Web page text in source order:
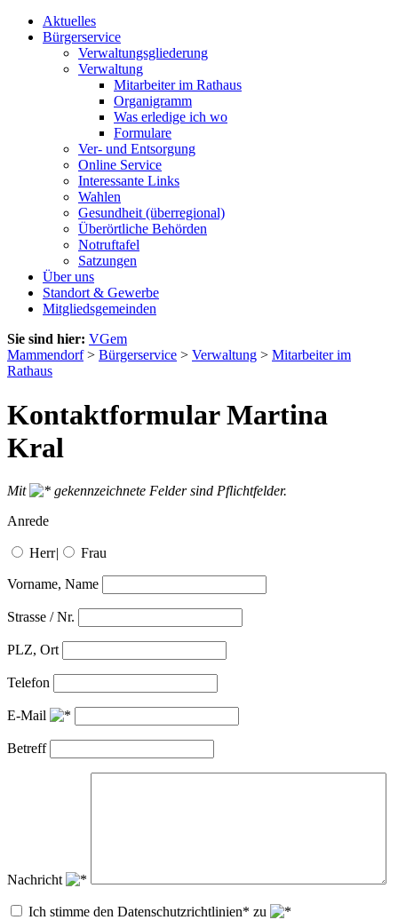
Aktuelles
Bürgerservice
Verwaltungsgliederung
Verwaltung
Mitarbeiter im Rathaus
Organigramm
Was erledige ich wo
Formulare
Ver- und Entsorgung
Online Service
Interessante Links
Wahlen
Gesundheit (überregional)
Überörtliche Behörden
Notruftafel
Satzungen
Über uns
Standort & Gewerbe
Mitgliedsgemeinden
Sie sind hier: VGem
Mammendorf> Bürgerservice > Verwaltung > Mitarbeiter im
Rathaus
Kontaktformular Martina
Kral
Mit
gekennzeichnete Felder sind Pflichtfelder.
Anrede
Herr| Frau
Vorname, Name
Strasse / Nr.
PLZ, Ort
Telefon
E-Mail
Betreff
Nachricht
Ich stimme den Datenschutzrichtlinien* zu